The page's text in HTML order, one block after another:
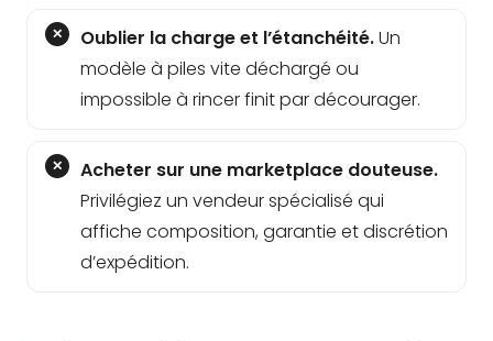
Oublier la charge et l’étanchéité.Un
modèle à piles vite déchargé ou
impossible à rincer finit par décourager.
Acheter sur une marketplace douteuse.
Privilégiez un vendeur spécialisé qui
affiche composition, garantie et discrétion
d’expédition.